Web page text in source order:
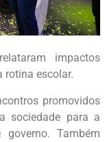
impactos
rotina escolar.
promovidos
sociedade para a
Também